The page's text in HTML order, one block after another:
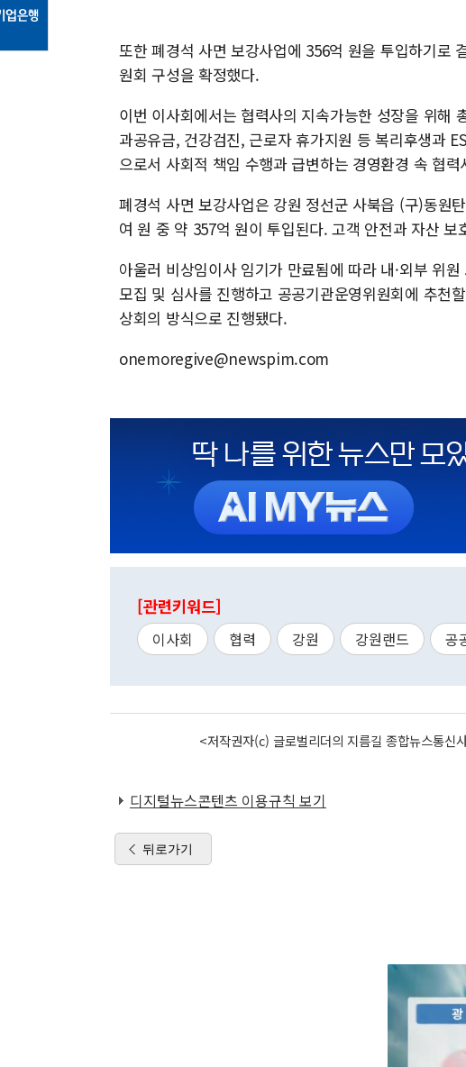
또한 폐경석 사면 보강사업에 356억 원을 투입하기로
원회 구성을 확정했다.
이번 이사회에서는 협력사의 지속가능한 성장을 위해
과공유금, 건강검진, 근로자 휴가지원 등 복리후생과
으로서 사회적 책임 수행과 급변하는 경영환경 속 협
폐경석 사면 보강사업은 강원 정선군 사북읍 (구)동원
여 원 중 약 357억 원이 투입된다. 고객 안전과 자산
아울러 비상임이사 임기가 만료됨에 따라 내·외부 위
모집 및 심사를 진행하고 공공기관운영위원회에 추천
상회의 방식으로 진행됐다.
onemoregive@newspim.com
[관련키워드]
이사회 협력 강원 강원랜드 공
<저작권자(c) 글로벌리더의 지름길 종합뉴스통
디지털뉴스콘텐츠 이용규칙 보기
뒤로가기